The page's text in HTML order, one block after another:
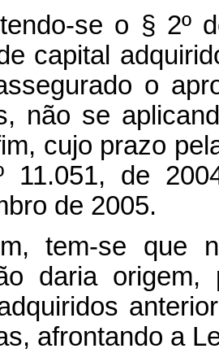
se o § 2º
capital
o
não se
cujo prazo
11.051, de
de 2005.
tem-se que
daria origem,
afrontando a